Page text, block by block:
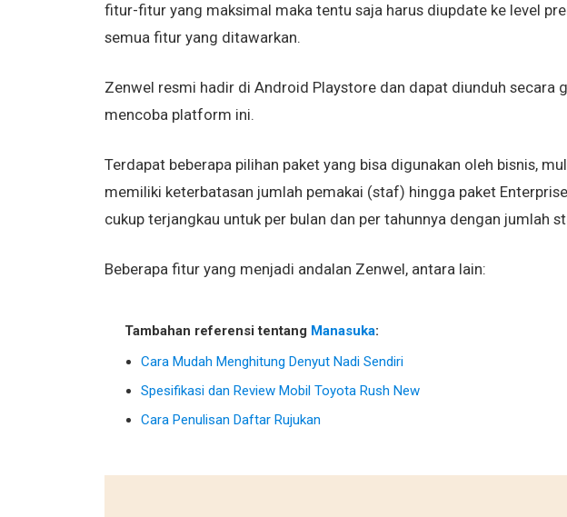
fitur-fitur yang maksimal maka tentu saja harus diupdate ke level
semua fitur yang ditawarkan.
Zenwel resmi hadir di Android Playstore dan dapat diunduh secara
mencoba platform ini.
Terdapat beberapa pilihan paket yang bisa digunakan oleh bisnis,
memiliki keterbatasan jumlah pemakai (staf) hingga paket
cukup terjangkau untuk per bulan dan per tahunnya dengan jumlah
Beberapa fitur yang menjadi andalan Zenwel, antara lain:
Tambahan referensi tentang Manasuka:
Cara Mudah Menghitung Denyut Nadi Sendiri
Spesifikasi dan Review Mobil Toyota Rush New
Cara Penulisan Daftar Rujukan